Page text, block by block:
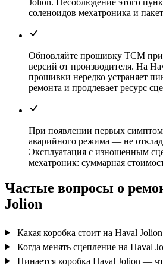
соленоидов мехатроника и
Обновляйте прошивку TCM
версий от производителя. На
прошивки нередко устраняет
ремонта и продлевает ресурс
При появлении первых
аварийного режима — не
Эксплуатация с изношенным
мехатроник: суммарная
Частые вопросы о
Jolion
Какая коробка стоит на Haval
Когда менять сцепление на Haval
Пинается коробка Haval Jolion —